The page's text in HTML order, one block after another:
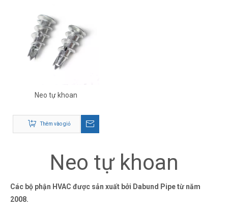
Neo tự khoan
Thêm vào giỏ
Neo tự khoan
Các bộ phận HVAC được sản xuất bởi Dabund Pipe từ năm
2008.